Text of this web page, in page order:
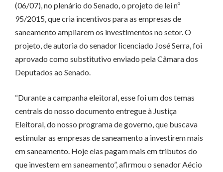
(06/07), no plenário do Senado, o projeto de lei nº
95/2015, que cria incentivos para as empresas de
saneamento ampliarem os investimentos no setor. O
projeto, de autoria do senador licenciado José Serra, foi
aprovado como substitutivo enviado pela Câmara dos
Deputados ao Senado.
“Durante a campanha eleitoral, esse foi um dos temas
centrais do nosso documento entregue à Justiça
Eleitoral, do nosso programa de governo, que buscava
estimular as empresas de saneamento a investirem mais
em saneamento. Hoje elas pagam mais em tributos do
que investem em saneamento”, afirmou o senador Aécio